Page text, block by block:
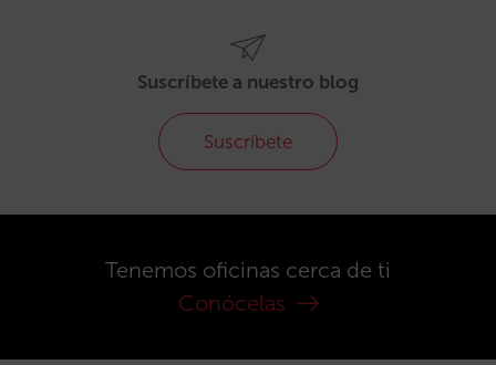
Suscríbete a nuestro blog
Suscríbete
Tenemos oficinas cerca de ti
Conócelas